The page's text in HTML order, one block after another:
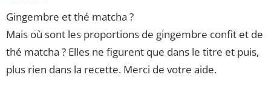
Gingembre et thé matcha ?
Mais où sont les proportions de gingembre confit et de
thé matcha ? Elles ne figurent que dans le titre et puis,
plus rien dans la recette. Merci de votre aide.